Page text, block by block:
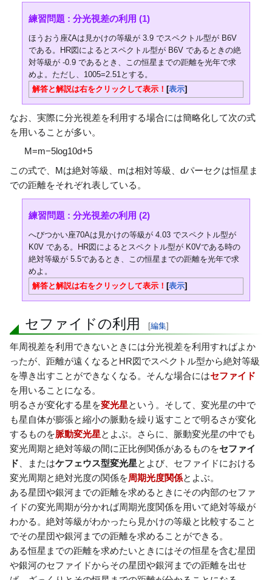
練習問題 : 分光視差の利用 (1)
ほうおう座ζAは見かけの等級が 3.9 でスペクトル型が B6V
である。HR図によるとスペクトル型が B6V であるときの絶
対等級が -0.9 であるとき、この恒星までの距離を光年で求
めよ。ただし、 1005=2 .51 とする。
表示
解答と解説は右をクリックして表示！
なお、実際に分光視差を利用する場合には簡略化して次の式
を用いることが多い。
M=m−5log10d+5
この式で、Mは絶対等級、mは相対等級、dパーセクは恒星ま
での距離をそれぞれ表している。
練習問題 : 分光視差の利用 (2)
へびつかい座70Aは見かけの等級が 4.03 でスペクトル型が
K0V である。HR図によるとスペクトル型が K0Vである時の
絶対等級が 5.5であるとき、この恒星までの距離を光年で求
めよ。
表示
解答と解説は右をクリックして表示！
セファイドの利用 [編集]
年周視差を利用できないときには分光視差を利用すればよか
ったが、距離が遠くなるとHR図でスペクトル型から絶対等級
を導き出すことができなくなる。そんな場合にはセファイド
を用いることになる。
明るさが変化する星を変光星という。そして、変光星の中で
も星自体が膨張と縮小の脈動を繰り返すことで明るさが変化
するものを脈動変光星とよぶ。さらに、脈動変光星の中でも
変光周期と絶対等級の間に正比例関係があるものをセファイ
ド 、またはケフェウス型変光星とよび、セファイドにおける
変光周期と絶対光度の関係を周期光度関係とよぶ。
ある星団や銀河までの距離を求めるときにその内部のセファ
イドの変光周期が分かれば周期光度関係を用いて絶対等級が
わかる。絶対等級がわかったら見かけの等級と比較すること
でその星団や銀河までの距離を求めることができる。
ある恒星までの距離を求めたいときにはその恒星を含む星団
や銀河のセファイドからその星団や銀河までの距離を出せ